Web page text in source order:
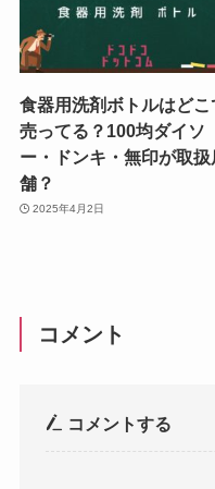
食器用洗剤ボトルはどこ
売ってる？100均ダイソ
ー・ドンキ・無印が取扱
舗？
2025年4月2日
コメント
コメントする